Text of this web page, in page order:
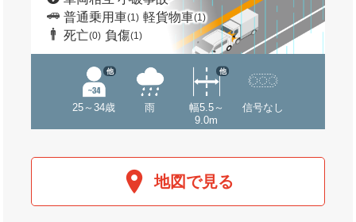
普通乗用車(1) 軽貨物車(1)
死亡(0) 負傷(1)
25～34歳
他
雨
幅5.5～
9.0m
他
信号なし
地図で見る